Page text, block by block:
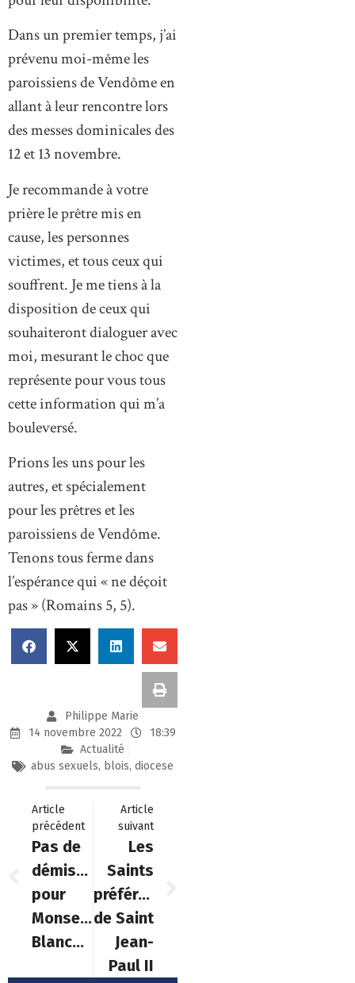
Dans un premier temps, j’ai
prévenu moi-même les
paroissiens de Vendôme en
allant à leur rencontre lors
des messes dominicales des
12 et 13 novembre.
Je recommande à votre
prière le prêtre mis en
cause, les personnes
victimes, et tous ceux qui
souffrent. Je me tiens à la
disposition de ceux qui
souhaiteront dialoguer avec
moi, mesurant le choc que
représente pour vous tous
cette information qui m’a
bouleversé.
Prions les uns pour les
autres, et spécialement
pour les prêtres et les
paroissiens de Vendôme.
Tenons tous ferme dans
l’espérance qui « ne déçoit
pas » (Romains 5, 5).
Philippe Marie
14 novembre 2022
18:39
Actualité
abus sexuels, blois, diocese
Article
précédent
Pas de
démission
pour
Monseigneur
Blanchet
Article
suivant
Les
Saints
préférés
de Saint
Jean-
Paul II